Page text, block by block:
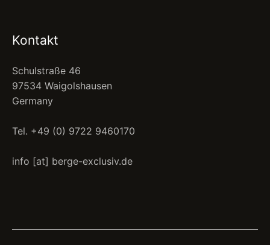
Kontakt
Schulstraße 46
97534 Waigolshausen
Germany
Tel. +49 (0) 9722 9460170
info [at] berge-exclusiv.de